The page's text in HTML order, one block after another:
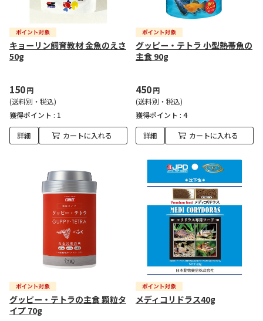
キョーリン飼育教材 金魚のえさ
50g
150円
(送料別・税込)
獲得ポイント : 1
詳細 カートに入れる
グッピー・テトラ 小型熱帯魚の
主食 90g
450円
(送料別・税込)
獲得ポイント : 4
詳細 カートに入れる
グッピー・テトラの主食 顆粒タ
イプ 70g
メディコリドラス40g